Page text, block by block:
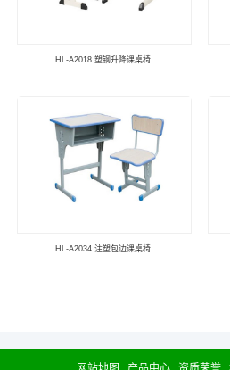
HL-A2018 塑钢升降课桌椅
HL-A2034 注塑包边课桌椅